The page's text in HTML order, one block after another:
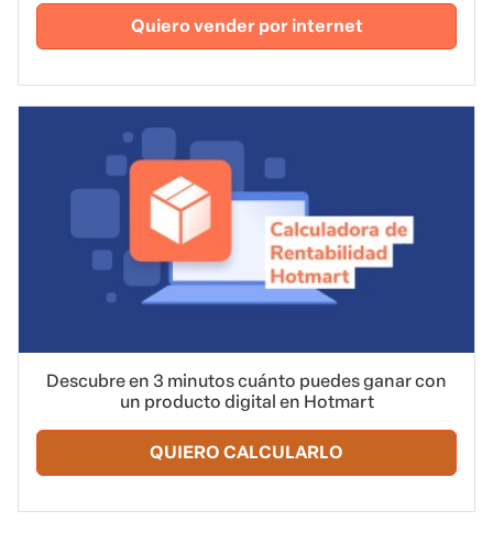
Quiero vender por internet
Descubre en 3 minutos cuánto puedes ganar con
un producto digital en Hotmart
QUIERO CALCULARLO